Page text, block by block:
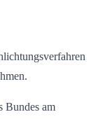
Bundes am